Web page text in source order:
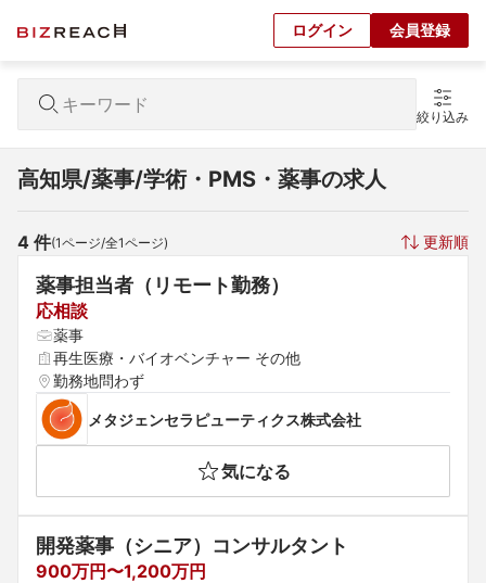
ログイン 会員登録
絞り込み
高知県/薬事/学術・PMS・薬事の求人
4 件(1ページ/全1ページ) 更新順
薬事担当者（リモート勤務）
応相談
薬事
再生医療・バイオベンチャー その他
勤務地問わず
メタジェンセラピューティクス株式会社
気になる
開発薬事（シニア）コンサルタント
900万円〜1,200万円